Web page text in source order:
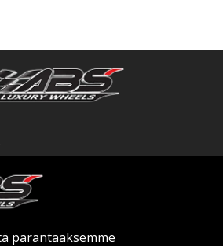
parantaaksemme